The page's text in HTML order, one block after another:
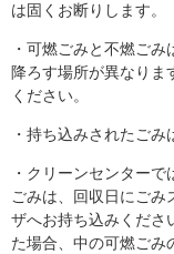
は固くお断りします。
・可燃ごみと不燃ご
降ろす場所が異なりま
ください。
・持ち込みされたごみ
・クリーンセンター
ごみは、回収日にごみ
ザへお持ち込みくださ
た場合、中の可燃ごみ